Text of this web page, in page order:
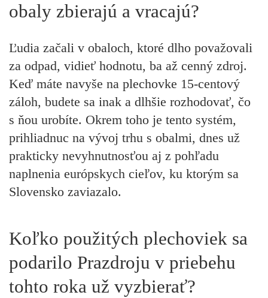
obaly zbierajú a vracajú?
Ľudia začali v obaloch, ktoré dlho považovali
za odpad, vidieť hodnotu, ba až cenný zdroj.
Keď máte navyše na plechovke 15-centový
záloh, budete sa inak a dlhšie rozhodovať, čo
s ňou urobíte. Okrem toho je tento systém,
prihliadnuc na vývoj trhu s obalmi, dnes už
prakticky nevyhnutnosťou aj z pohľadu
naplnenia európskych cieľov, ku ktorým sa
Slovensko zaviazalo.
Koľko použitých plechoviek sa
podarilo Prazdroju v priebehu
tohto roka už vyzbierať?